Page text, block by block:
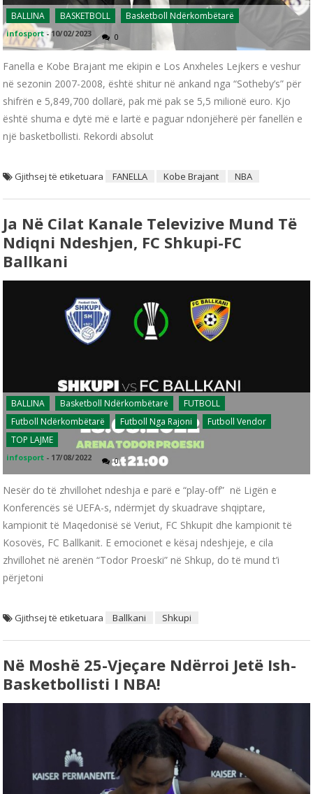
BALLINA BASKETBOLL Basketboll Ndërkombëtarë
infosport -10/02/2023 0
Fanella e Kobe Brajant me ekipin e Los Anxheles Lejkers e veshur
në sezonin 2007-2008, është shitur në ankand nga “Sotheby’s” për
shifrën e 5,849,700 dollarë, pak më pak se 5,5 milionë euro. Kjo
është shuma e dytë më e lartë e paguar ndonjëherë për fanellën e
një basketbollisti. Rekordi absolut
Gjithsej të etiketuara FANELLA Kobe Brajant NBA
Ja Në Cilat Kanale Televizive Mund Të
Ndiqni Ndeshjen, FC Shkupi-FC
Ballkani
BALLINA Basketboll Ndërkombëtarë
FUTBOLL
Futboll Ndërkombëtarë
Futboll Nga Rajoni
Futboll Vendor
TOP LAJME
infosport - 17/08/2022 0
Nesër do të zhvillohet ndeshja e parë e “play-off” në Ligën e
Konferencës së UEFA-s, ndërmjet dy skuadrave shqiptare,
kampionit të Maqedonisë së Veriut, FC Shkupit dhe kampionit të
Kosovës, FC Ballkanit. E emocionet e kësaj ndeshjeje, e cila
zhvillohet në arenën “Todor Proeski” në Shkup, do të mund t’i
përjetoni
Gjithsej të etiketuara Ballkani Shkupi
Në Moshë 25-Vjeçare Ndërroi Jetë Ish-
Basketbollisti I NBA!